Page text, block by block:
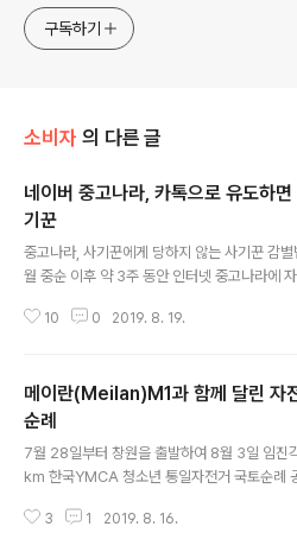
http://www.facebook.com/ymcaman
구독하기
소비자 의 다른 글
네이버 중고나라, 카톡으로 유도하
기꾼
중고나라, 사기꾼에게 당하지 않는 사기꾼 감
월 중순 이후 약 3주 동안 인터넷 중고나라에
빕핏이 뚜껑(?)이 열리는 참사로 액정 전체가 분
각종 메신저를 시계로 받아보니 여간 편리하지
스마트 워치의 편리함에 익숙해 진 탓에 이왕히
치4를 구입하려고 마음 먹고 스마트폰에 중고나
을 설치하고 하루 2~3번씩 중고나라를 드나들
중고나라 공식앱을 설치해놓고 스마트워치를
애플워치만 있는 것은 아니고 갤럭시 제품과 기
10 0 2019. 8. 19.
메이란(Meilan)M1과 함께 달린 자
순례
7월 28일부터 창원을 출발하여 8월 3일 임진
km 한국YMCA 청소년 통일자전거 국토순례
리 공식 기록이라고 할 것도 없지만 어쨌든 매일
3 1 2019. 8. 16.